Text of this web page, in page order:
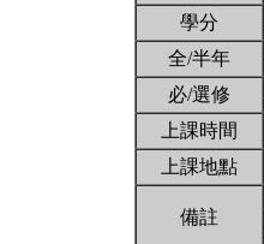
學分
全/半年
必/選修
上課時間
上課地點
備註